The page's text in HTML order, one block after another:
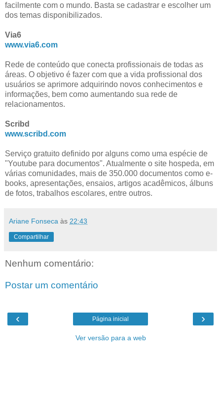
facilmente com o mundo. Basta se cadastrar e escolher um
dos temas disponibilizados.
Via6
www.via6.com
Rede de conteúdo que conecta profissionais de todas as
áreas. O objetivo é fazer com que a vida profissional dos
usuários se aprimore adquirindo novos conhecimentos e
informações, bem como aumentando sua rede de
relacionamentos.
Scribd
www.scribd.com
Serviço gratuito definido por alguns como uma espécie de
"Youtube para documentos". Atualmente o site hospeda, em
várias comunidades, mais de 350.000 documentos como e-
books, apresentações, ensaios, artigos acadêmicos, álbuns
de fotos, trabalhos escolares, entre outros.
Ariane Fonseca às 22:43
Compartilhar
Nenhum comentário:
Postar um comentário
‹ ›
Página inicial
Ver versão para a web